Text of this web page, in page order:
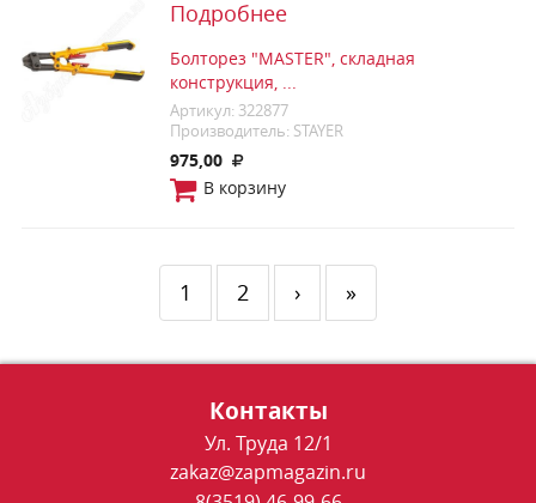
Подробнее
Болторез "MASTER", складная
конструкция, ...
Артикул: 322877
Производитель: STAYER
975,00
В корзину
1 2 › »
Контакты
Ул. Труда 12/1
zakaz@zapmagazin.ru